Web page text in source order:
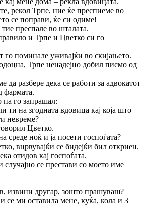
рекол Трпе, ние ќе преспиеме во
се поправи, ќе си одиме!
преспале во шталата.
и Трпе и Цветко си го
го поминале уживајќи во скијањето.
Трпе ненадејно добил писмо од
да разбере дека се работи за адвокатот
фармата.
па го запрашал:
ти на згодната вдовица кај која што
невреме?
Цветко.
среде ноќ и ја посети госпоѓата?
вцрвувајќи се бидејќи бил откриен.
отидов кај госпоѓата.
се престави со моето име
извини другар, зошто прашуваш?
се ми оставила мене, куќа, кола и 3